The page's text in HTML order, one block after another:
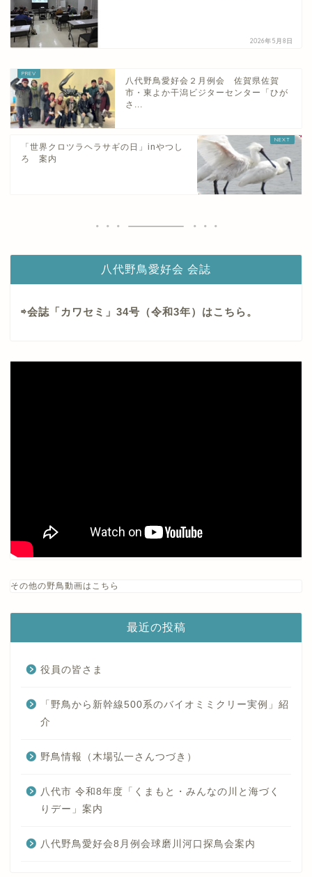
2026年5月8日
八代野鳥愛好会２月例会 佐賀県佐賀
市・東よか干潟ビジターセンター「ひが
さ...
「世界クロツラヘラサギの日」inやつし
ろ 案内
八代野鳥愛好会 会誌
⇨会誌「カワセミ」34号（令和3年）はこちら。
その他の野鳥動画はこちら
最近の投稿
役員の皆さま
「野鳥から新幹線500系のバイオミミクリー実例」紹
介
野鳥情報（木場弘一さんつづき）
八代市 令和8年度「くまもと・みんなの川と海づく
りデー」案内
八代野鳥愛好会8月例会球磨川河口探鳥会案内